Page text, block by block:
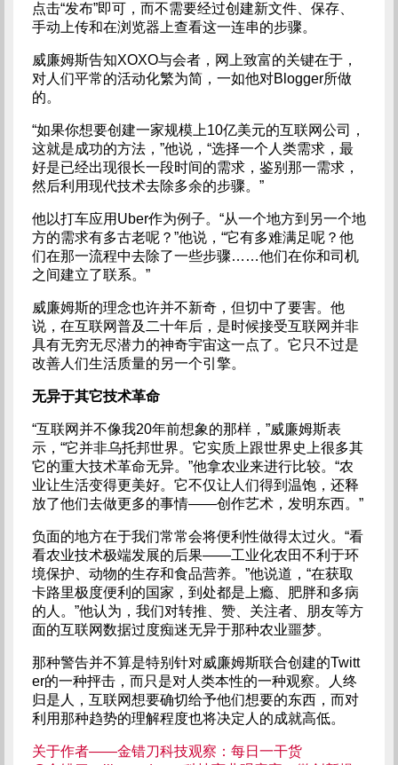
点击“发布”即可，而不需要经过创建新文件、保存、
手动上传和在浏览器上查看这一连串的步骤。
威廉姆斯告知XOXO与会者，网上致富的关键在于，
对人们平常的活动化繁为简，一如他对Blogger所做
的。
“如果你想要创建一家规模上10亿美元的互联网公司，
这就是成功的方法，”他说，“选择一个人类需求，最
好是已经出现很长一段时间的需求，鉴别那一需求，
然后利用现代技术去除多余的步骤。”
他以打车应用Uber作为例子。“从一个地方到另一个地
方的需求有多古老呢？”他说，“它有多难满足呢？他
们在那一流程中去除了一些步骤……他们在你和司机
之间建立了联系。”
威廉姆斯的理念也许并不新奇，但切中了要害。他
说，在互联网普及二十年后，是时候接受互联网并非
具有无穷无尽潜力的神奇宇宙这一点了。它只不过是
改善人们生活质量的另一个引擎。
无异于其它技术革命
“互联网并不像我20年前想象的那样，”威廉姆斯表
示，“它并非乌托邦世界。它实质上跟世界史上很多其
它的重大技术革命无异。”他拿农业来进行比较。“农
业让生活变得更美好。它不仅让人们得到温饱，还释
放了他们去做更多的事情——创作艺术，发明东西。”
负面的地方在于我们常常会将便利性做得太过火。“看
看农业技术极端发展的后果——工业化农田不利于环
境保护、动物的生存和食品营养。”他说道，“在获取
卡路里极度便利的国家，到处都是上瘾、肥胖和多病
的人。”他认为，我们对转推、赞、关注者、朋友等方
面的互联网数据过度痴迷无异于那种农业噩梦。
那种警告并不算是特别针对威廉姆斯联合创建的Twitt
er的一种抨击，而只是对人类本性的一种观察。人终
归是人，互联网想要确切给予他们想要的东西，而对
利用那种趋势的理解程度也将决定人的成就高低。
关于作者——金错刀科技观察：每日一干货